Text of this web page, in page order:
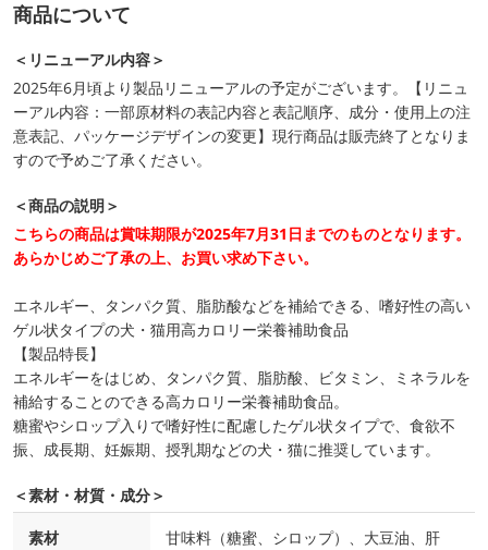
商品について
＜リニューアル内容＞
2025年6月頃より製品リニューアルの予定がございます。【リニュ
ーアル内容：一部原材料の表記内容と表記順序、成分・使用上の注
意表記、パッケージデザインの変更】現行商品は販売終了となりま
すので予めご了承ください。
＜商品の説明＞
こちらの商品は賞味期限が2025年7月31日までのものとなります。
あらかじめご了承の上、お買い求め下さい。
エネルギー、タンパク質、脂肪酸などを補給できる、嗜好性の高い
ゲル状タイプの犬・猫用高カロリー栄養補助食品
【製品特長】
エネルギーをはじめ、タンパク質、脂肪酸、ビタミン、ミネラルを
補給することのできる高カロリー栄養補助食品。
糖蜜やシロップ入りで嗜好性に配慮したゲル状タイプで、食欲不
振、成長期、妊娠期、授乳期などの犬・猫に推奨しています。
＜素材・材質・成分＞
素材
甘味料（糖蜜、シロップ）、大豆油、肝